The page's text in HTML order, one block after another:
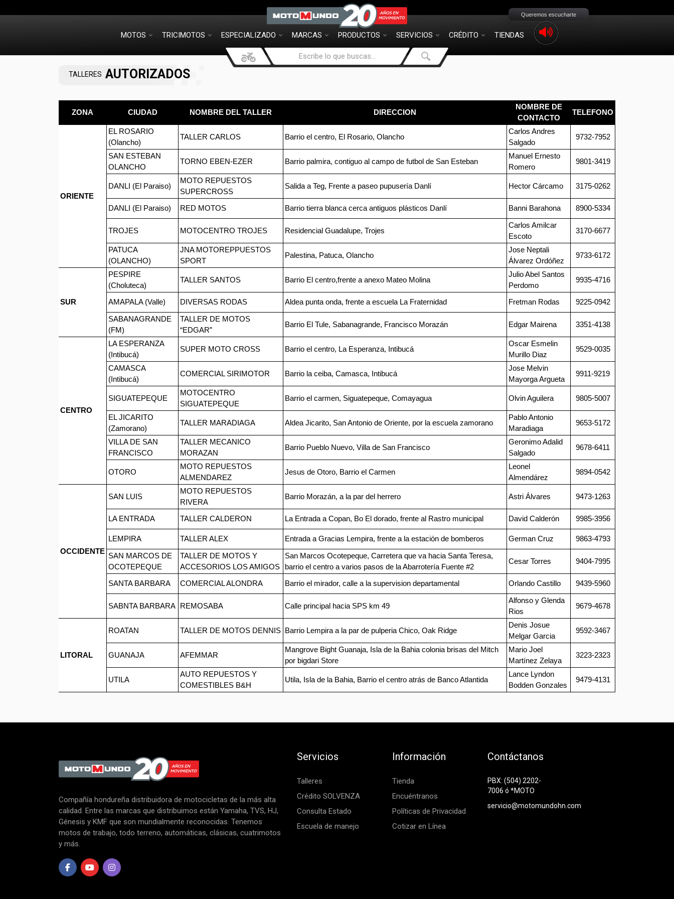
MOTOS TRICIMOTOS ESPECIALIZADO MARCAS PRODUCTOS SERVICIOS CRÉDITO TIENDAS
Queremos escucharte
TALLERES AUTORIZADOS
ZONA CIUDAD NOMBRE DEL TALLER DIRECCION
NOMBRE DE
CONTACTO
TELEFONO
ORIENTE
EL ROSARIO
(Olancho)
TALLER CARLOS Barrio el centro, El Rosario, Olancho
Carlos Andres
Salgado
9732-7952
SAN ESTEBAN
OLANCHO
TORNO EBEN-EZER Barrio palmira, contiguo al campo de futbol de San Esteban
Manuel Ernesto
Romero
9801-3419
DANLI (El Paraiso)
MOTO REPUESTOS
SUPERCROSS
Salida a Teg, Frente a paseo pupusería Danlí Hector Cárcamo 3175-0262
DANLI (El Paraiso) RED MOTOS Barrio tierra blanca cerca antiguos plásticos Danlí Banni Barahona 8900-5334
TROJES MOTOCENTRO TROJES Residencial Guadalupe, Trojes
Carlos Amilcar
Escoto
3170-6677
PATUCA
(OLANCHO)
JNA MOTOREPPUESTOS
SPORT
Palestina, Patuca, Olancho
Jose Neptali
Álvarez Ordóñez
9733-6172
SUR
PESPIRE
(Choluteca)
TALLER SANTOS Barrio El centro,frente a anexo Mateo Molina
Julio Abel Santos
Perdomo
9935-4716
AMAPALA (Valle) DIVERSAS RODAS Aldea punta onda, frente a escuela La Fraternidad Fretman Rodas 9225-0942
SABANAGRANDE
(FM)
TALLER DE MOTOS
“EDGAR”
Barrio El Tule, Sabanagrande, Francisco Morazán Edgar Mairena 3351-4138
CENTRO
LA ESPERANZA
(Intibucá)
SUPER MOTO CROSS Barrio el centro, La Esperanza, Intibucá
Oscar Esmelin
Murillo Diaz
9529-0035
CAMASCA
(Intibucá)
COMERCIAL SIRIMOTOR Barrio la ceiba, Camasca, Intibucá
Jose Melvin
Mayorga Argueta
9911-9219
SIGUATEPEQUE
MOTOCENTRO
SIGUATEPEQUE
Barrio el carmen, Siguatepeque, Comayagua Olvin Aguilera 9805-5007
EL JICARITO
(Zamorano)
TALLER MARADIAGA Aldea Jicarito, San Antonio de Oriente, por la escuela zamorano
Pablo Antonio
Maradiaga
9653-5172
VILLA DE SAN
FRANCISCO
TALLER MECANICO
MORAZAN
Barrio Pueblo Nuevo, Villa de San Francisco
Geronimo Adalid
Salgado
9678-6411
OTORO
MOTO REPUESTOS
ALMENDAREZ
Jesus de Otoro, Barrio el Carmen
Leonel
Almendárez
9894-0542
OCCIDENTE
SAN LUIS
MOTO REPUESTOS
RIVERA
Barrio Morazán, a la par del herrero Astri Álvares 9473-1263
LA ENTRADA TALLER CALDERON La Entrada a Copan, Bo El dorado, frente al Rastro municipal David Calderón 9985-3956
LEMPIRA TALLER ALEX Entrada a Gracias Lempira, frente a la estación de bomberos German Cruz 9863-4793
SAN MARCOS DE
OCOTEPEQUE
TALLER DE MOTOS Y
ACCESORIOS LOS AMIGOS
San Marcos Ocotepeque, Carretera que va hacia Santa Teresa,
barrio el centro a varios pasos de la Abarrotería Fuente #2
Cesar Torres 9404-7995
SANTA BARBARA COMERCIAL ALONDRA Barrio el mirador, calle a la supervision departamental Orlando Castillo 9439-5960
SABNTA BARBARA REMOSABA Calle principal hacia SPS km 49
Alfonso y Glenda
Rios
9679-4678
LITORAL
ROATAN TALLER DE MOTOS DENNIS Barrio Lempira a la par de pulperia Chico, Oak Ridge
Denis Josue
Melgar Garcia
9592-3467
GUANAJA AFEMMAR
Mangrove Bight Guanaja, Isla de la Bahia colonia brisas del Mitch
por bigdari Store
Mario Joel
Martínez Zelaya
3223-2323
UTILA
AUTO REPUESTOS Y
COMESTIBLES B&H
Utila, Isla de la Bahia, Barrio el centro atrás de Banco Atlantida
Lance Lyndon
Bodden Gonzales
9479-4131
Compañía hondureña distribuidora de motocicletas de la más alta
calidad. Entre las marcas que distribuimos están Yamaha, TVS, HJ,
Génesis y KMF que son mundialmente reconocidas. Tenemos
motos de trabajo, todo terreno, automáticas, clásicas, cuatrimotos
y más.
Servicios
Talleres
Crédito SOLVENZA
Consulta Estado
Escuela de manejo
Información
Tienda
Encuéntranos
Políticas de Privacidad
Cotizar en Línea
Contáctanos
PBX: (504) 2202-
7006 ó *MOTO
servicio@motomundohn.com